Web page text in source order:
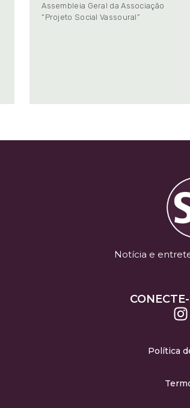
Assembleia Geral da Associação
“Projeto Social Vassoural”
Notícia e
Política